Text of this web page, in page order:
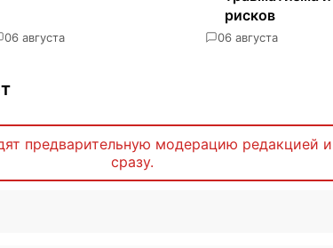
06 августа 0
рисков
6 августа
предварительную модерацию редакцией
сразу.